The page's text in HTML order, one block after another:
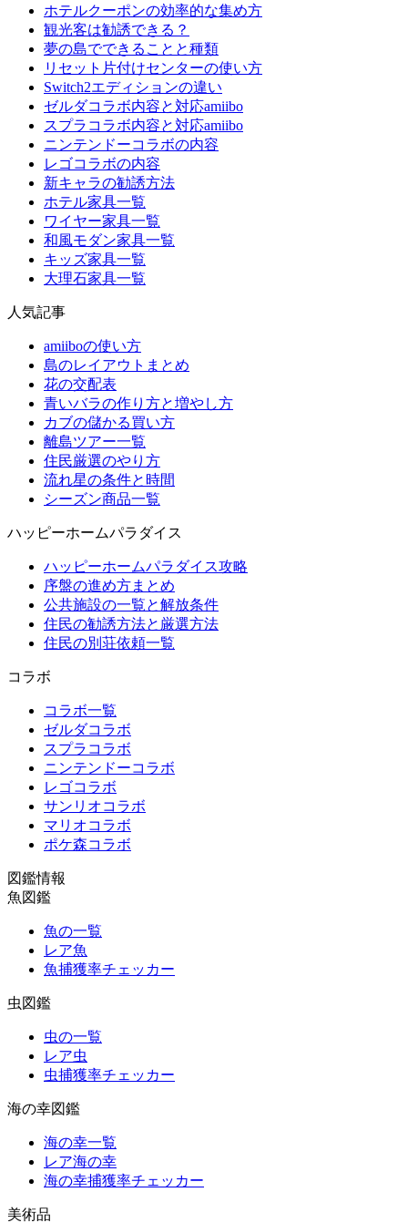
ホテルクーポンの効率的な集め方
観光客は勧誘できる？
夢の島でできることと種類
リセット片付けセンターの使い方
Switch2エディションの違い
ゼルダコラボ内容と対応amiibo
スプラコラボ内容と対応amiibo
ニンテンドーコラボの内容
レゴコラボの内容
新キャラの勧誘方法
ホテル家具一覧
ワイヤー家具一覧
和風モダン家具一覧
キッズ家具一覧
大理石家具一覧
人気記事
amiiboの使い方
島のレイアウトまとめ
花の交配表
青いバラの作り方と増やし方
カブの儲かる買い方
離島ツアー一覧
住民厳選のやり方
流れ星の条件と時間
シーズン商品一覧
ハッピーホームパラダイス
ハッピーホームパラダイス攻略
序盤の進め方まとめ
公共施設の一覧と解放条件
住民の勧誘方法と厳選方法
住民の別荘依頼一覧
コラボ
コラボ一覧
ゼルダコラボ
スプラコラボ
ニンテンドーコラボ
レゴコラボ
サンリオコラボ
マリオコラボ
ポケ森コラボ
図鑑情報
魚図鑑
魚の一覧
レア魚
魚捕獲率チェッカー
虫図鑑
虫の一覧
レア虫
虫捕獲率チェッカー
海の幸図鑑
海の幸一覧
レア海の幸
海の幸捕獲率チェッカー
美術品